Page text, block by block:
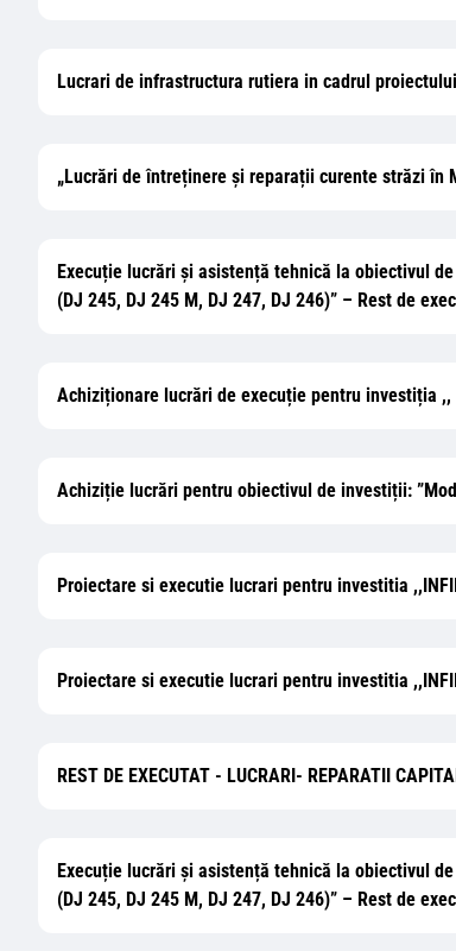
Lucrari de infrastructura rutiera in cadrul proiectului
„Lucrări de întreținere și reparații curente străzi în
Execuție lucrări și asistență tehnică la obiectivul
(DJ 245, DJ 245 M, DJ 247, DJ 246)” – Rest de
Achiziționare lucrări de execuție pentru investiția ,,
Achiziție lucrări pentru obiectivul de investiții:
Proiectare si executie lucrari pentru investitia
Proiectare si executie lucrari pentru investitia
REST DE EXECUTAT - LUCRARI- REPARATII
Execuție lucrări și asistență tehnică la obiectivul
(DJ 245, DJ 245 M, DJ 247, DJ 246)” – Rest de